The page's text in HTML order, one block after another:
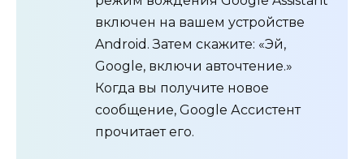
включен на вашем устройстве
Android. Затем скажите: «Эй,
Google, включи авточтение.»
Когда вы получите новое
сообщение, Google Ассистент
прочитает его.